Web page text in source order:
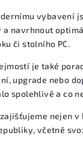
vybavení
a navrhnout
či stolního PC.
je také
upgrade nebo
spolehlivě a co
nejen v
včetně